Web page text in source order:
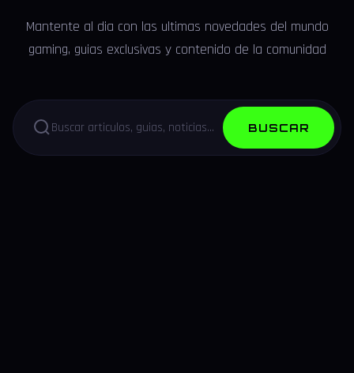
Mantente al dia con las ultimas novedades del mundo
gaming, guias exclusivas y contenido de la comunidad
BUSCAR